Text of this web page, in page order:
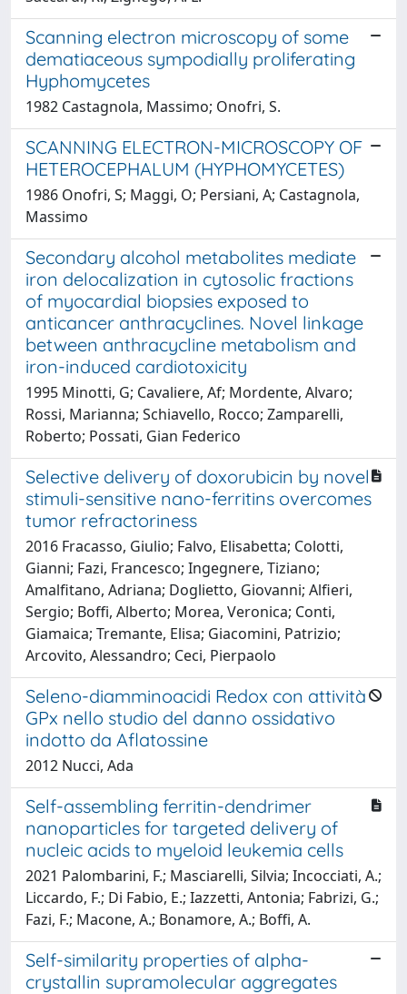
Scanning electron microscopy of some
dematiaceous sympodially proliferating
Hyphomycetes
1982 Castagnola, Massimo; Onofri, S.
SCANNING ELECTRON-MICROSCOPY OF
HETEROCEPHALUM (HYPHOMYCETES)
1986 Onofri, S; Maggi, O; Persiani, A; Castagnola,
Massimo
Secondary alcohol metabolites mediate
iron delocalization in cytosolic fractions
of myocardial biopsies exposed to
anticancer anthracyclines. Novel linkage
between anthracycline metabolism and
iron-induced cardiotoxicity
1995 Minotti, G; Cavaliere, Af; Mordente, Alvaro;
Rossi, Marianna; Schiavello, Rocco; Zamparelli,
Roberto; Possati, Gian Federico
Selective delivery of doxorubicin by novel
stimuli-sensitive nano-ferritins overcomes
tumor refractoriness
2016 Fracasso, Giulio; Falvo, Elisabetta; Colotti,
Gianni; Fazi, Francesco; Ingegnere, Tiziano;
Amalfitano, Adriana; Doglietto, Giovanni; Alfieri,
Sergio; Boffi, Alberto; Morea, Veronica; Conti,
Giamaica; Tremante, Elisa; Giacomini, Patrizio;
Arcovito, Alessandro; Ceci, Pierpaolo
Seleno-diamminoacidi Redox con attività
GPx nello studio del danno ossidativo
indotto da Aflatossine
2012 Nucci, Ada
Self-assembling ferritin-dendrimer
nanoparticles for targeted delivery of
nucleic acids to myeloid leukemia cells
2021 Palombarini, F.; Masciarelli, Silvia; Incocciati, A.;
Liccardo, F.; Di Fabio, E.; Iazzetti, Antonia; Fabrizi, G.;
Fazi, F.; Macone, A.; Bonamore, A.; Boffi, A.
Self-similarity properties of alpha-
crystallin supramolecular aggregates